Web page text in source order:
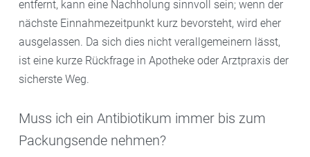
entfernt, kann eine Nachholung sinnvoll sein; wenn der
nächste Einnahmezeitpunkt kurz bevorsteht, wird eher
ausgelassen. Da sich dies nicht verallgemeinern lässt,
ist eine kurze Rückfrage in Apotheke oder Arztpraxis der
sicherste Weg.
Muss ich ein Antibiotikum immer bis zum
Packungsende nehmen?